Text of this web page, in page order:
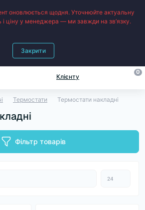
оновлюється щодня. Уточнюйте актуальну
і ціну у менеджера — ми завжди на зв’язку.
Закрити
Клієнту
0
Термостати Термостати накладні
Фільтр товарів